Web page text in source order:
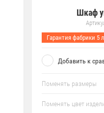
Шкаф
Гарантия фабрики 5
Добавить к
Поменять размеры
Поменять цвет